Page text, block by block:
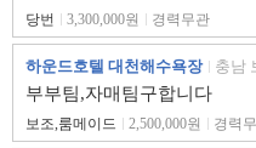
당번 3,300,000원 경력무관
하운드호텔 대천해수욕장 충남
부부팀,자매팀구합니다
보조,룸메이드 2,500,000원 경력